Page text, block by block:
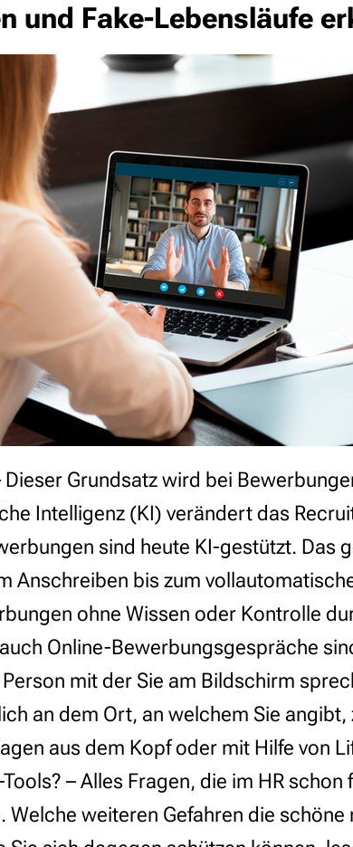
und Fake-Lebensläufe
Grundsatz wird bei
Intelligenz (KI) verändert das
sind heute KI-gestützt. Das
Anschreiben bis zum
ohne Wissen oder Kontrolle
Online-Bewerbungsgespräche
mit der Sie am Bildschirm
an dem Ort, an welchem Sie angibt,
aus dem Kopf oder mit Hilfe von
– Alles Fragen, die im HR schon
Welche weiteren Gefahren die schöne